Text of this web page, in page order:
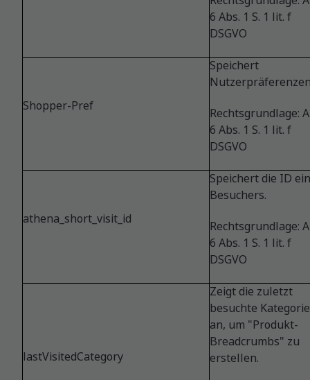
6 Abs. 1 S. 1 lit. f
DSGVO
Shopper-Pref
Speichert
Rechtsgrundlage:
6 Abs. 1 S. 1 lit. f
DSGVO
athena_short_visit_id
Speichert die ID
Besuchers.
Rechtsgrundlage:
6 Abs. 1 S. 1 lit. f
DSGVO
lastVisitedCategory
Zeigt die zuletzt
besuchte Kategorie
an, um "Produkt-
Breadcrumbs" zu
erstellen.